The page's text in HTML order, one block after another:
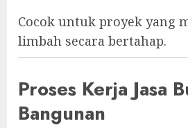
Cocok untuk proyek yang
limbah secara bertahap.
Proses Kerja Jasa
Bangunan